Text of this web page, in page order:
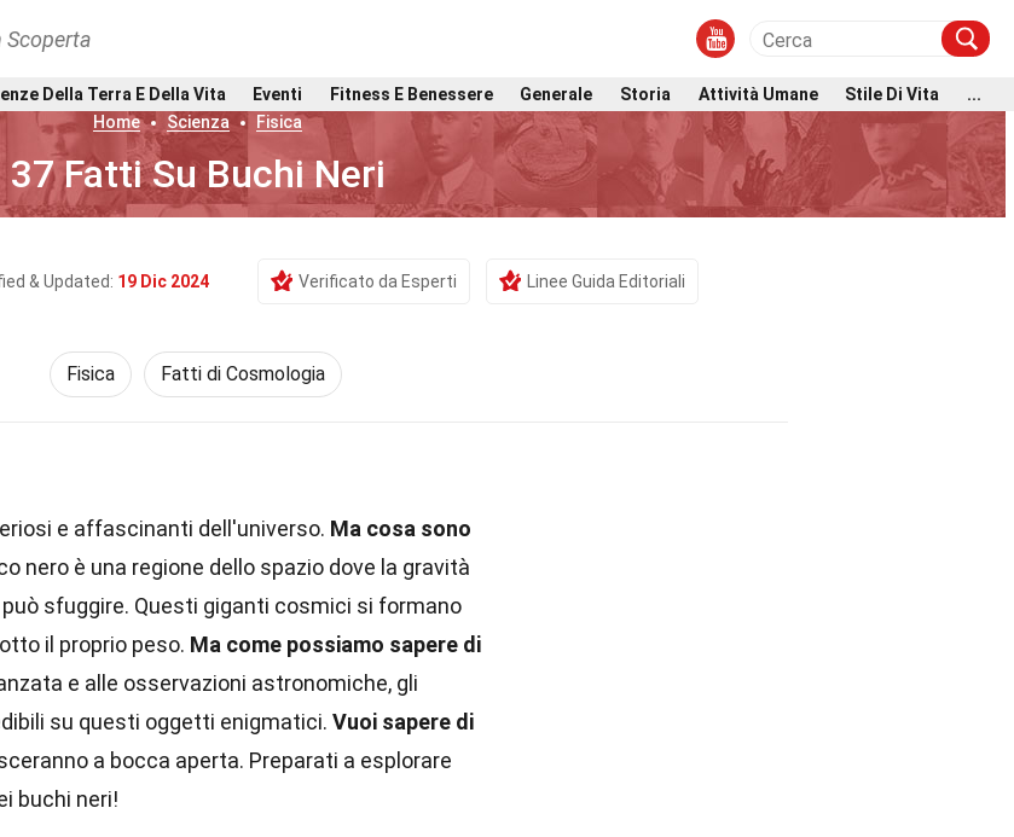
Scoperta
Della Terra E Della Vita Eventi Fitness E Benessere Generale Storia Attività Umane Stile Di Vita
...
Home
Scienza Fisica
37 Fatti Su Buchi Neri
& Updated: 19 Dic 2024 Verificato da Esperti Linee Guida Editoriali
Fisica Fatti di Cosmologia
e affascinanti dell'universo. Ma cosa sono
nero è una regione dello spazio dove la gravità
sfuggire. Questi giganti cosmici si formano
il proprio peso. Ma come possiamo sapere di
e alle osservazioni astronomiche, gli
su questi oggetti enigmatici. Vuoi sapere di
a bocca aperta. Preparati a esplorare
buchi neri!